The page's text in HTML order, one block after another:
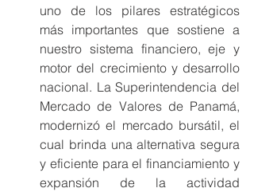
uno de los pilares estratégicos
más importantes que sostiene a
nuestro sistema financiero, eje y
motor del crecimiento y desarrollo
nacional. La Superintendencia del
Mercado de Valores de Panamá,
modernizó el mercado bursátil, el
cual brinda una alternativa segura
y eficiente para el financiamiento y
expansión de la actividad